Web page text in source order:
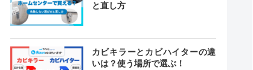
と直し方
カビキラーとカビハイターの違
いは？使う場所で選ぶ！